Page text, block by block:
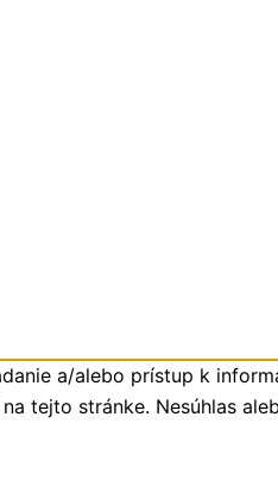
a/alebo prístup k
tejto stránke. Nesúhlas